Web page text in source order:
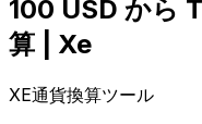
100 USD から
算 | Xe
XE通貨換算ツール